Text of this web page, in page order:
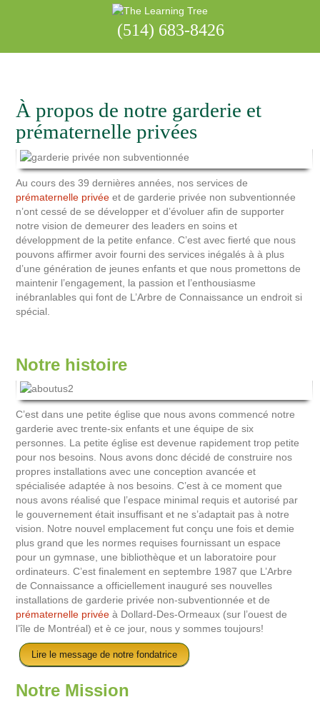
(514) 683-8426
À propos de notre garderie et
prématernelle privées
Au cours des 39 dernières années, nos services de
prématernelle privée et de garderie privée non subventionnée
n’ont cessé de se développer et d’évoluer afin de supporter
notre vision de demeurer des leaders en soins et
développment de la petite enfance. C’est avec fierté que nous
pouvons affirmer avoir fourni des services inégalés à à plus
d’une génération de jeunes enfants et que nous promettons de
maintenir l’engagement, la passion et l’enthousiasme
inébranlables qui font de L’Arbre de Connaissance un endroit si
spécial.
Notre histoire
C’est dans une petite église que nous avons commencé notre
garderie avec trente-six enfants et une équipe de six
personnes. La petite église est devenue rapidement trop petite
pour nos besoins. Nous avons donc décidé de construire nos
propres installations avec une conception avancée et
spécialisée adaptée à nos besoins. C’est à ce moment que
nous avons réalisé que l’espace minimal requis et autorisé par
le gouvernement était insuffisant et ne s’adaptait pas à notre
vision. Notre nouvel emplacement fut conçu une fois et demie
plus grand que les normes requises fournissant un espace
pour un gymnase, une bibliothèque et un laboratoire pour
ordinateurs. C’est finalement en septembre 1987 que L’Arbre
de Connaissance a officiellement inauguré ses nouvelles
installations de garderie privée non-subventionnée et de
prématernelle privée à Dollard-Des-Ormeaux (sur l’ouest de
l’île de Montréal) et è ce jour, nous y sommes toujours!
Lire le message de notre fondatrice
Notre Mission